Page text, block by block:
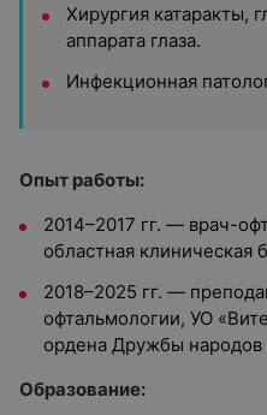
Хирургия катаракты,
аппарата глаза.
Инфекционная
Опыт работы:
2014–2017 гг. — врач-
областная клиническая
2018–2025 гг. —
офтальмологии, УО
ордена Дружбы народов
Образование: